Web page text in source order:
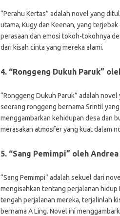
“Perahu Kertas” adalah novel yang
utama, Kugy dan Keenan, yang
perasaan dan emosi tokoh-tokohnya
dari kisah cinta yang mereka alami.
4. “Ronggeng Dukuh Paruk”
“Ronggeng Dukuh Paruk” adalah
seorang ronggeng bernama Srintil
menggambarkan kehidupan desa dan
merasakan atmosfer yang kuat dalam
5. “Sang Pemimpi” oleh
“Sang Pemimpi” adalah sekuel dari
mengisahkan tentang perjalanan hidup
tengah perjalanan mereka, terjalinlah
bernama A Ling. Novel ini